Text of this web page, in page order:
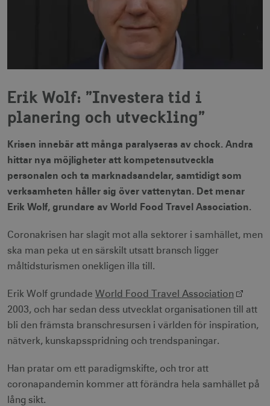
Erik Wolf: ”Investera tid i
planering och utveckling”
Krisen innebär att många paralyseras av chock. Andra
hittar nya möjligheter att kompetensutveckla
personalen och ta marknadsandelar, samtidigt som
verksamheten håller sig över vattenytan. Det menar
Erik Wolf, grundare av World Food Travel Association.
Coronakrisen har slagit mot alla sektorer i samhället, men
ska man peka ut en särskilt utsatt bransch ligger
måltidsturismen onekligen illa till.
Erik Wolf grundade World Food Travel Association
2003, och har sedan dess utvecklat organisationen till att
bli den främsta branschresursen i världen för inspiration,
nätverk, kunskapsspridning och trendspaningar.
Han pratar om ett paradigmskifte, och tror att
coronapandemin kommer att förändra hela samhället på
lång sikt.